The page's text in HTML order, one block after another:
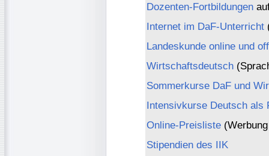
Dozenten-Fortbildungen
Internet im DaF-Unterricht
Landeskunde online und
Wirtschaftsdeutsch
Sommerkurse DaF und
Intensivkurse Deutsch als
Online-Preisliste
Stipendien des IIK